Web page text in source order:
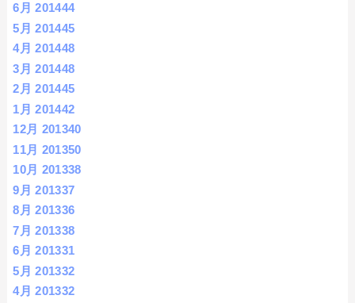
6月 201444
5月 201445
4月 201448
3月 201448
2月 201445
1月 201442
12月 201340
11月 201350
10月 201338
9月 201337
8月 201336
7月 201338
6月 201331
5月 201332
4月 201332